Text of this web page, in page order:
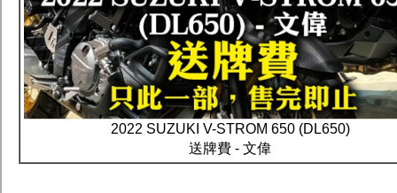
2022 SUZUKI V-STROM 650 (DL650)
送牌費 - 文偉